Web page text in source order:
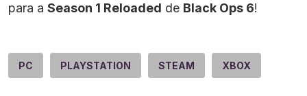
para a Season 1 Reloaded de Black Ops 6!
PC PLAYSTATION STEAM XBOX